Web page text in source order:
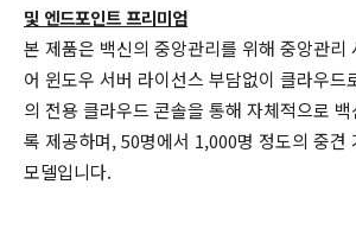
및 엔드포인트 프리미엄
본 제품은 백신의 중앙관리를 위해 중앙관리
어 윈도우 서버 라이선스 부담없이 클라우드
의 전용 클라우드 콘솔을 통해 자체적으로
록 제공하며, 50명에서 1,000명 정도의 중견
모델입니다.